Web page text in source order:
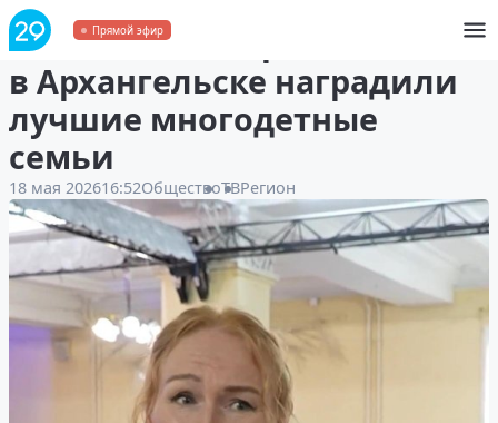
Прямой эфир
«Мы несём спорт в массы»:
в Архангельске наградили
лучшие многодетные
семьи
18 мая 202616:52ОбществоТВРегион